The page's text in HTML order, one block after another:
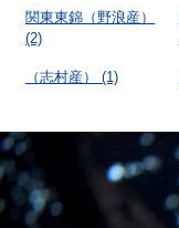
関東東錦（野浪産）
(2)
（志村産） (1)